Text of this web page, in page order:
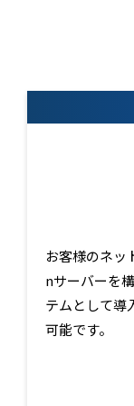
お客様のネッ
nサーバーを
テムとして導
可能です。